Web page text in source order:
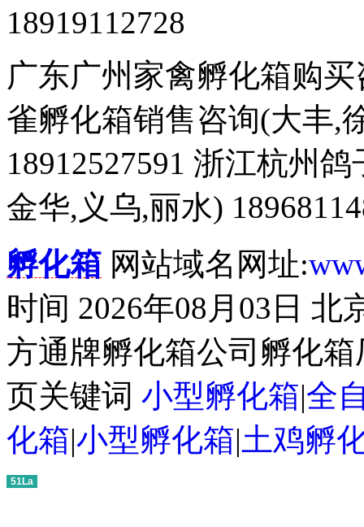
18919112728
广东广州家禽孵化箱购
雀孵化箱销售咨询(大丰,
18912527591 浙江杭州
金华,义乌,丽水)
孵化箱 网站域名网址:
时间 2026年08月03日
方通牌孵化箱公司孵化
页关键词 小型孵化箱|全
化箱|小型孵化箱|土鸡孵
51La